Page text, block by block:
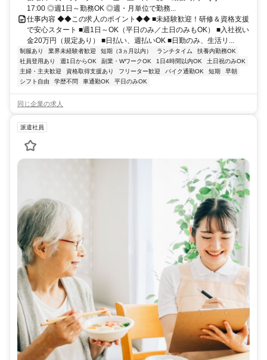
17:00 ◎週1日～勤務OK ◎週・月単位で勤務...
仕事内容 ◆◆この求人のポイント◆◆ ■未経験歓迎！研修＆資格支援
で安心スタート ■週1日～OK（平日のみ／土日のみもOK） ■入社祝い
金20万円（規定あり） ■日払い、週払いOK ■日勤のみ、生活リ...
制服あり 業界未経験者歓迎 短期（3ヵ月以内） ランチタイム
扶養内勤務OK
社員登用あり
週1日からOK 副業・WワークOK 1日4時間以内OK
土日祝のみOK
主婦・主夫歓迎
資格取得支援あり フリーター歓迎 バイク通勤OK 短期
早朝
シフト自由
学歴不問 車通勤OK 平日のみOK
同じ企業の求人
派遣社員